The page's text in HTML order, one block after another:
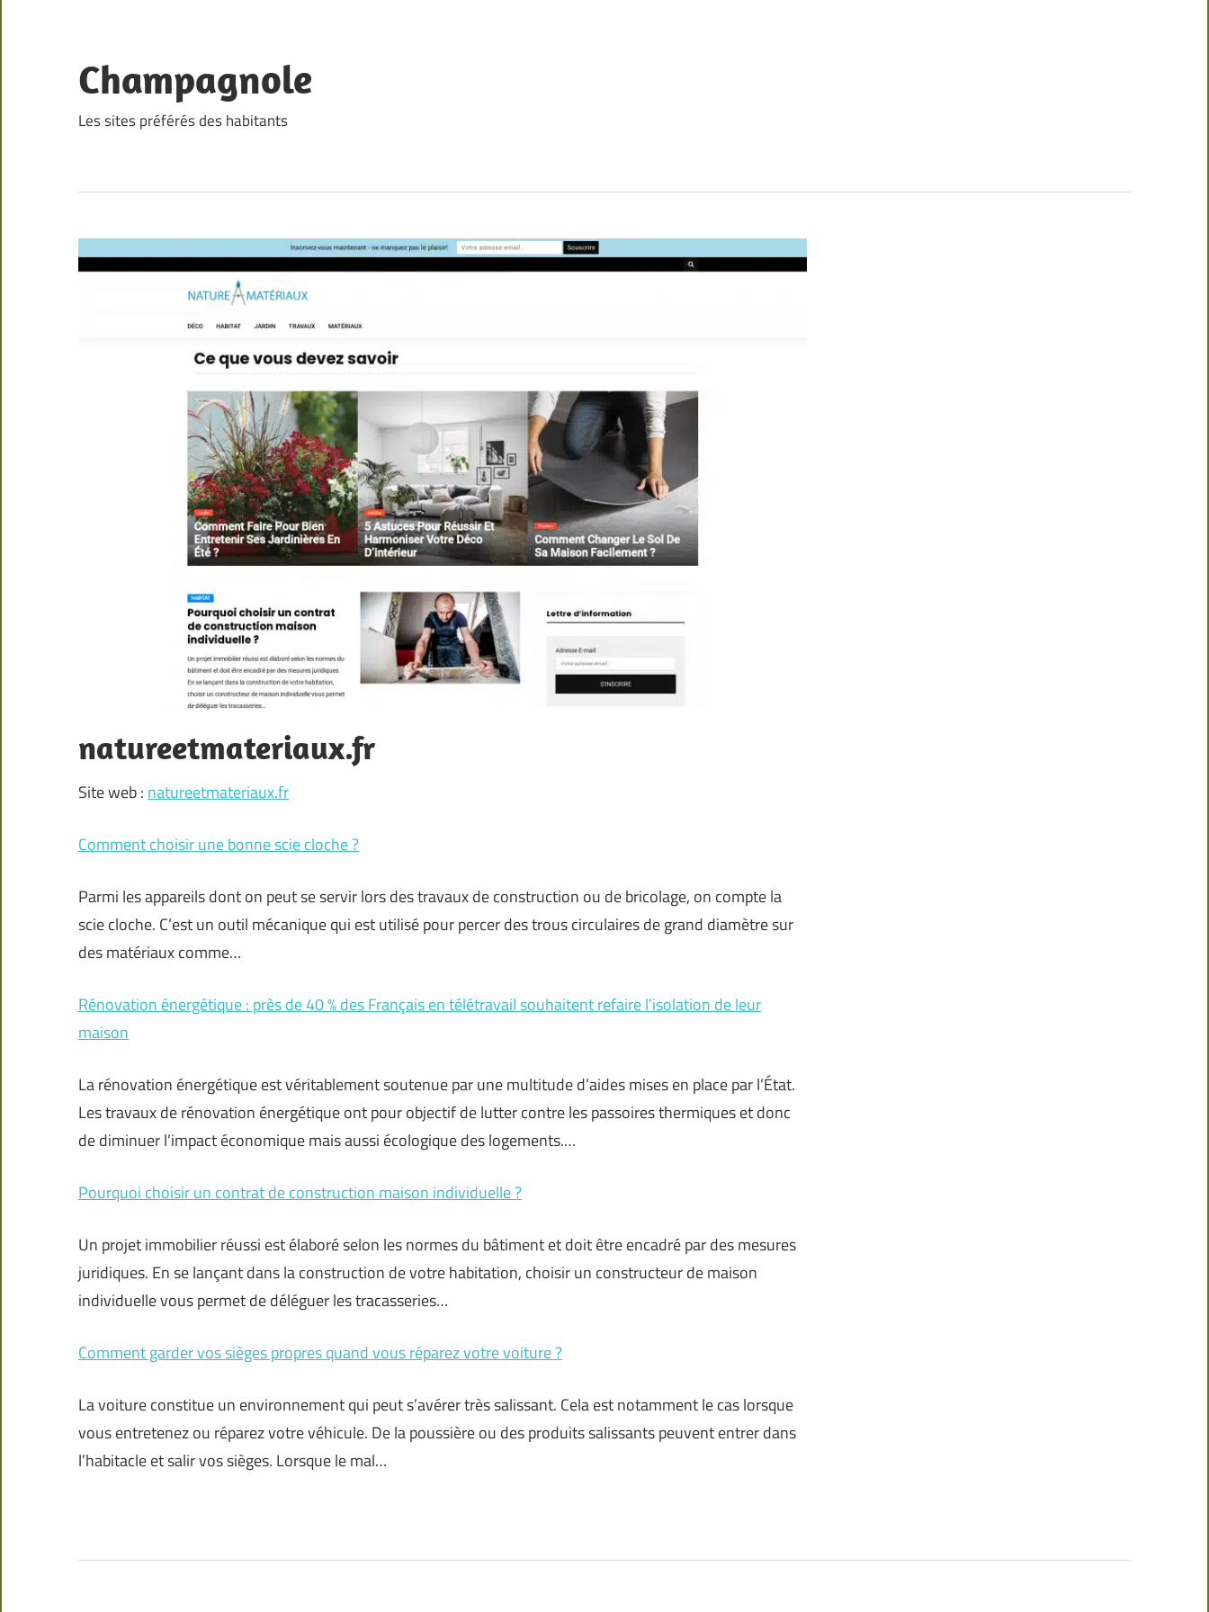
content
Champagnole
Les sites préférés des habitants
natureetmateriaux.fr
Site web : natureetmateriaux.fr
Comment choisir une bonne scie cloche ?
Parmi les appareils dont on peut se servir lors des travaux de construction ou de bricolage, on compte la
scie cloche. C’est un outil mécanique qui est utilisé pour percer des trous circulaires de grand diamètre sur
des matériaux comme…
Rénovation énergétique : près de 40 % des Français en télétravail souhaitent refaire l’isolation de leur
maison
La rénovation énergétique est véritablement soutenue par une multitude d’aides mises en place par l’État.
Les travaux de rénovation énergétique ont pour objectif de lutter contre les passoires thermiques et donc
de diminuer l’impact économique mais aussi écologique des logements.…
Pourquoi choisir un contrat de construction maison individuelle ?
Un projet immobilier réussi est élaboré selon les normes du bâtiment et doit être encadré par des mesures
juridiques. En se lançant dans la construction de votre habitation, choisir un constructeur de maison
individuelle vous permet de déléguer les tracasseries…
Comment garder vos sièges propres quand vous réparez votre voiture ?
La voiture constitue un environnement qui peut s’avérer très salissant. Cela est notamment le cas lorsque
vous entretenez ou réparez votre véhicule. De la poussière ou des produits salissants peuvent entrer dans
l’habitacle et salir vos sièges. Lorsque le mal…